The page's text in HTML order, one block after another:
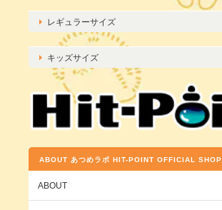
レギュラーサイズ
キッズサイズ
ABOUT あつめラボ HIT-POINT OFFICIAL SHOP
ABOUT